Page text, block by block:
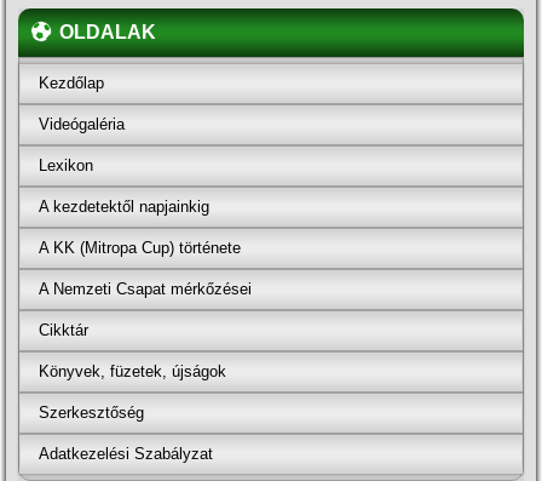
OLDALAK
Kezdőlap
Videógaléria
Lexikon
A kezdetektől napjainkig
A KK (Mitropa Cup) története
A Nemzeti Csapat mérkőzései
Cikktár
Könyvek, füzetek, újságok
Szerkesztőség
Adatkezelési Szabályzat